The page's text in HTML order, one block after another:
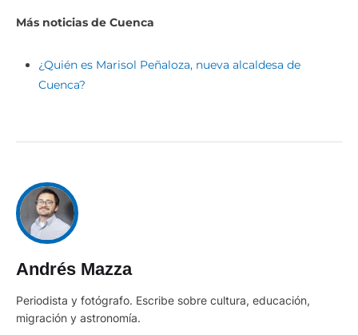
Más noticias de Cuenca
¿Quién es Marisol Peñaloza, nueva alcaldesa de
Cuenca?
Andrés Mazza
Periodista y fotógrafo. Escribe sobre cultura, educación,
migración y astronomía.